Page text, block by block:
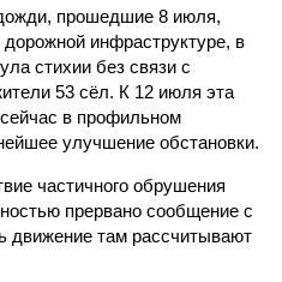
прошедшие 8 июля,
инфраструктуре, в
стихии без связи с
53 сёл. К 12 июля эта
в профильном
улучшение обстановки.
частичного обрушения
прервано сообщение с
движение там рассчитывают